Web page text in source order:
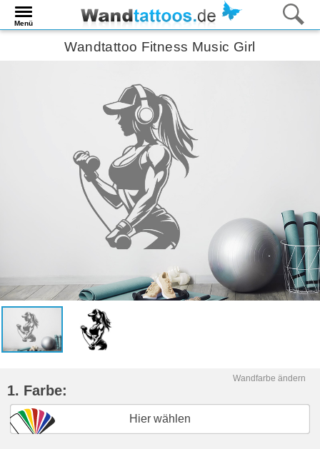
Menü
Wandtattoo Fitness Music Girl
Wandfarbe ändern
1. Farbe:
Hier wählen